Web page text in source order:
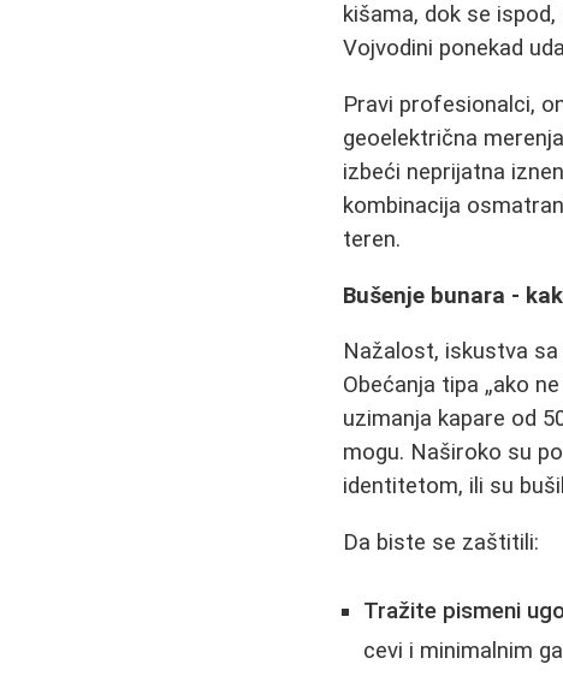
kišama, dok se
Vojvodini ponekad
Pravi profesionalci,
geoelektrična
izbeći neprijatna
kombinacija
teren.
Bušenje bunara -
Nažalost, iskustva
Obećanja tipa „ako
uzimanja kapare od
mogu. Naširoko su
identitetom, ili su
Da biste se zaštitili:
Tražite pismeni
cevi i minimalnim